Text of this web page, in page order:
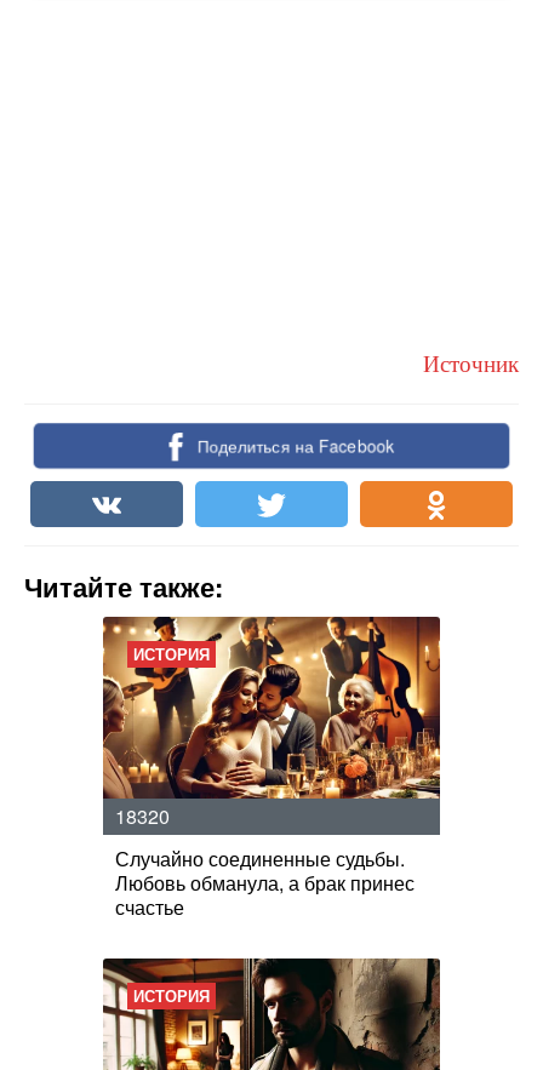
Источник
Поделиться на Facebook
Читайте также:
ИСТОРИЯ
18320
Случайно соединенные судьбы.
Любовь обманула, а брак принес
счастье
ИСТОРИЯ